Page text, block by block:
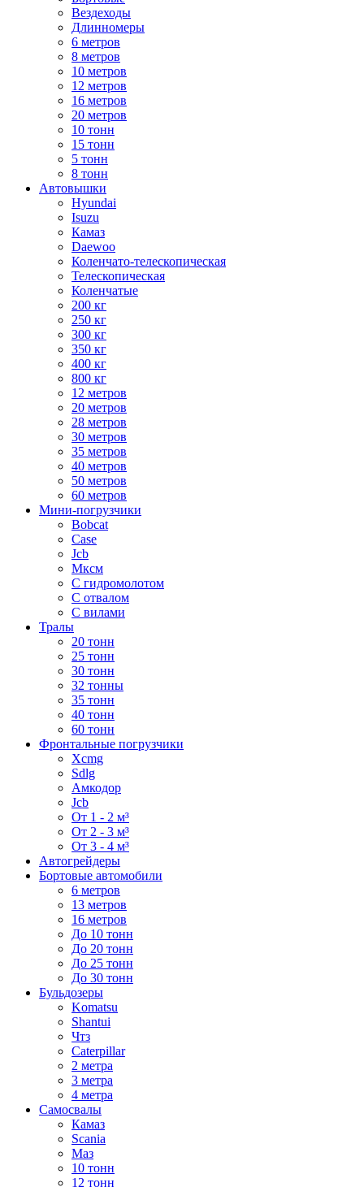
Вездеходы
Длинномеры
6 метров
8 метров
10 метров
12 метров
16 метров
20 метров
10 тонн
15 тонн
5 тонн
8 тонн
Автовышки
Hyundai
Isuzu
Камаз
Daewoo
Коленчато-телескопическая
Телескопическая
Коленчатые
200 кг
250 кг
300 кг
350 кг
400 кг
800 кг
12 метров
20 метров
28 метров
30 метров
35 метров
40 метров
50 метров
60 метров
Мини-погрузчики
Bobcat
Case
Jcb
Мксм
С гидромолотом
С отвалом
С вилами
Тралы
20 тонн
25 тонн
30 тонн
32 тонны
35 тонн
40 тонн
60 тонн
Фронтальные погрузчики
Xcmg
Sdlg
Амкодор
Jcb
От 1 - 2 м³
От 2 - 3 м³
От 3 - 4 м³
Автогрейдеры
Бортовые автомобили
6 метров
13 метров
16 метров
До 10 тонн
До 20 тонн
До 25 тонн
До 30 тонн
Бульдозеры
Komatsu
Shantui
Чтз
Caterpillar
2 метра
3 метра
4 метра
Самосвалы
Камаз
Scania
Маз
10 тонн
12 тонн